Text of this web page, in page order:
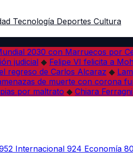
Tecnología Deportes Cultura
2030 con Marruecos por
judicial ◆ Felipe VI felicita a
regreso de Carlos Alcaraz ◆
de muerte con corona
por maltrato ◆ Chiara
Internacional 924 Economía